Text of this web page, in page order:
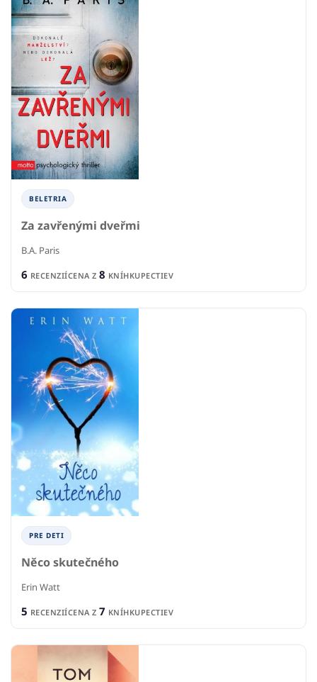
BELETRIA
Za zavřenými dveřmi
B.A. Paris
6 RECENZIÍCENA Z 8 KNÍHKUPECTIEV
PRE DETI
Něco skutečného
Erin Watt
5 RECENZIÍCENA Z 7 KNÍHKUPECTIEV